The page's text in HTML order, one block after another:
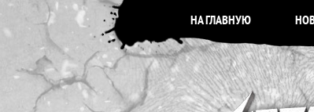
НА ГЛАВНУЮ